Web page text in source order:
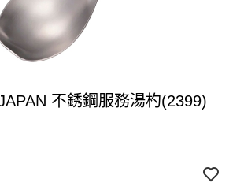
不銹鋼服務湯杓(2399)